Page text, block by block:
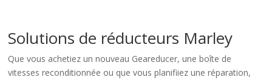
Solutions de réducteurs Marley
Que vous achetiez un nouveau Geareducer, une boîte de
vitesses reconditionnée ou que vous planifiiez une réparation,